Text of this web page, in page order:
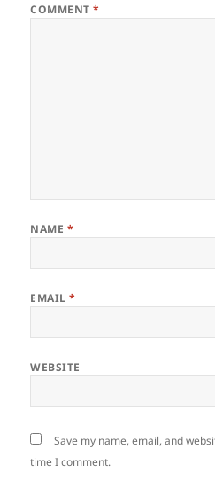
COMMENT*
NAME *
EMAIL*
WEBSITE
Save my name, email, and
time I comment.